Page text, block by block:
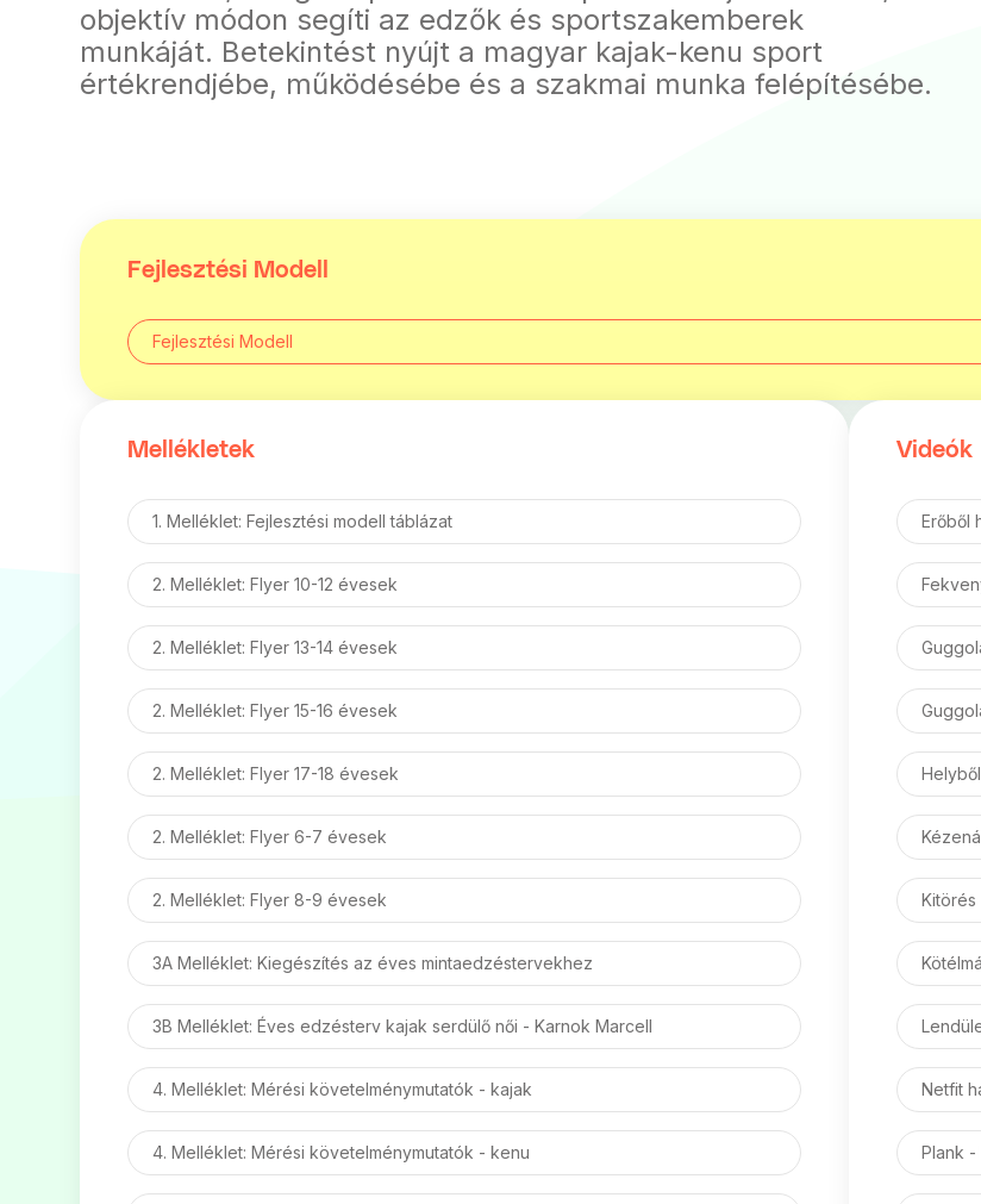
objektív módon segíti az edzők és sportszakemberek
munkáját. Betekintést nyújt a magyar kajak-kenu sport
értékrendjébe, működésébe és a szakmai munka felépítésébe.
Fejlesztési Modell
Fejlesztési Modell
Mellékletek
1. Melléklet: Fejlesztési modell táblázat
2. Melléklet: Flyer 10-12 évesek
2. Melléklet: Flyer 13-14 évesek
2. Melléklet: Flyer 15-16 évesek
2. Melléklet: Flyer 17-18 évesek
2. Melléklet: Flyer 6-7 évesek
2. Melléklet: Flyer 8-9 évesek
3A Melléklet: Kiegészítés az éves mintaedzéstervekhez
3B Melléklet: Éves edzésterv kajak serdülő női - Karnok Marcell
4. Melléklet: Mérési követelménymutatók - kajak
4. Melléklet: Mérési követelménymutatók - kenu
Videók
Erőből
Netfit
Plank